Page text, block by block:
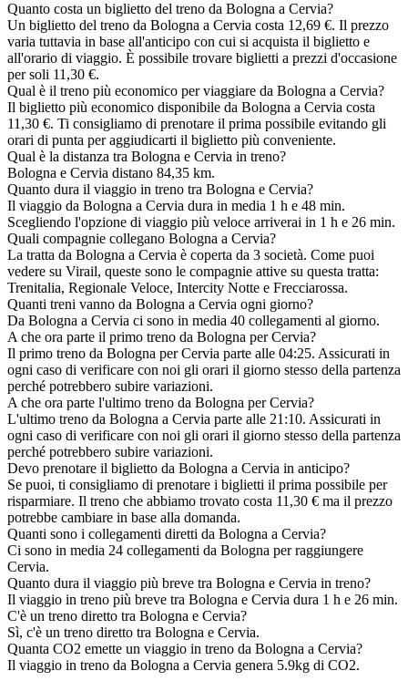
Quanto costa un biglietto del treno da Bologna a Cervia?
Un biglietto del treno da Bologna a Cervia costa 12,69 €. Il prezzo
varia tuttavia in base all'anticipo con cui si acquista il biglietto e
all'orario di viaggio. È possibile trovare biglietti a prezzi d'occasione
per soli 11,30 €.
Qual è il treno più economico per viaggiare da Bologna a Cervia?
Il biglietto più economico disponibile da Bologna a Cervia costa
11,30 €. Ti consigliamo di prenotare il prima possibile evitando gli
orari di punta per aggiudicarti il biglietto più conveniente.
Qual è la distanza tra Bologna e Cervia in treno?
Bologna e Cervia distano 84,35 km.
Quanto dura il viaggio in treno tra Bologna e Cervia?
Il viaggio da Bologna a Cervia dura in media 1 h e 48 min.
Scegliendo l'opzione di viaggio più veloce arriverai in 1 h e 26 min.
Quali compagnie collegano Bologna a Cervia?
La tratta da Bologna a Cervia è coperta da 3 società. Come puoi
vedere su Virail, queste sono le compagnie attive su questa tratta:
Trenitalia, Regionale Veloce, Intercity Notte e Frecciarossa.
Quanti treni vanno da Bologna a Cervia ogni giorno?
Da Bologna a Cervia ci sono in media 40 collegamenti al giorno.
A che ora parte il primo treno da Bologna per Cervia?
Il primo treno da Bologna per Cervia parte alle 04:25. Assicurati in
ogni caso di verificare con noi gli orari il giorno stesso della partenza
perché potrebbero subire variazioni.
A che ora parte l'ultimo treno da Bologna per Cervia?
L'ultimo treno da Bologna a Cervia parte alle 21:10. Assicurati in
ogni caso di verificare con noi gli orari il giorno stesso della partenza
perché potrebbero subire variazioni.
Devo prenotare il biglietto da Bologna a Cervia in anticipo?
Se puoi, ti consigliamo di prenotare i biglietti il prima possibile per
risparmiare. Il treno che abbiamo trovato costa 11,30 € ma il prezzo
potrebbe cambiare in base alla domanda.
Quanti sono i collegamenti diretti da Bologna a Cervia?
Ci sono in media 24 collegamenti da Bologna per raggiungere
Cervia.
Quanto dura il viaggio più breve tra Bologna e Cervia in treno?
Il viaggio in treno più breve tra Bologna e Cervia dura 1 h e 26 min.
C'è un treno diretto tra Bologna e Cervia?
Sì, c'è un treno diretto tra Bologna e Cervia.
Quanta CO2 emette un viaggio in treno da Bologna a Cervia?
Il viaggio in treno da Bologna a Cervia genera 5.9kg di CO2.